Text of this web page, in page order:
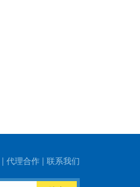
| 代理合作 | 联系我们